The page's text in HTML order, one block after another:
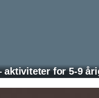
aktiviteter for 5-9